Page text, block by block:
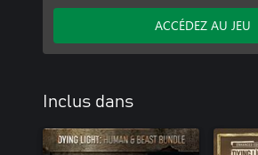
ACCÉDEZ AU JEU
Inclus dans